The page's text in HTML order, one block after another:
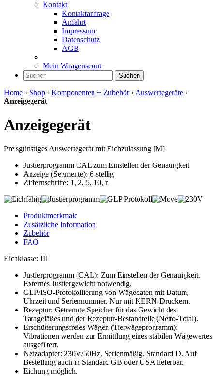
Kontakt
Kontaktanfrage
Anfahrt
Impressum
Datenschutz
AGB
Mein Waagenscout
Suchen
Home › Shop › Komponenten + Zubehör› Auswertegeräte ›
Anzeigegerät
Anzeigegerät
Preisgünstiges Auswertegerät mit Eichzulassung [M]
Justierprogramm CAL zum Einstellen der Genauigkeit
Anzeige (Segmente): 6-stellig
Ziffernschritte: 1, 2, 5, 10, n
Produktmerkmale
Zusätzliche Information
Zubehör
FAQ
Eichklasse: III
Justierprogramm (CAL): Zum Einstellen der Genauigkeit.
Externes Justiergewicht notwendig.
GLP/ISO-Protokollierung von Wägedaten mit Datum,
Uhrzeit und Seriennummer. Nur mit KERN-Druckern.
Rezeptur: Getrennte Speicher für das Gewicht des
Taragefäßes und der Rezeptur-Bestandteile (Netto-Total).
Erschütterungsfreies Wägen (Tierwägeprogramm):
Vibrationen werden zur Ermittlung eines stabilen Wägewertes
ausgefiltert.
Netzadapter: 230V/50Hz. Serienmäßig. Standard D. Auf
Bestellung auch in Standard GB oder USA lieferbar.
Eichung möglich.